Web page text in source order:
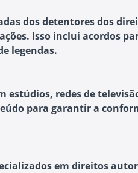
dos detentores dos
Isso inclui acordos
legendas.
estúdios, redes de
para garantir a
em direitos